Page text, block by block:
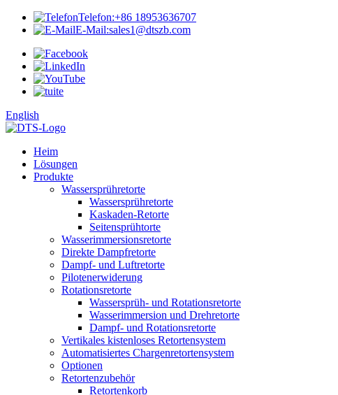
Telefon:+86 18953636707
E-Mail:sales1@dtszb.com
English
Heim
Lösungen
Produkte
Wassersprühretorte
Wassersprühretorte
Kaskaden-Retorte
Seitensprühtorte
Wasserimmersionsretorte
Direkte Dampfretorte
Dampf- und Luftretorte
Pilotenerwiderung
Rotationsretorte
Wassersprüh- und Rotationsretorte
Wasserimmersion und Drehretorte
Dampf- und Rotationsretorte
Vertikales kistenloses Retortensystem
Automatisiertes Chargenretortensystem
Optionen
Retortenzubehör
Retortenkorb